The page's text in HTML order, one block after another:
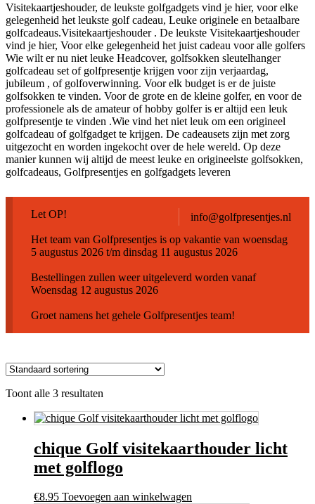
Visitekaartjeshouder, de leukste golfgadgets vind je hier, voor elke
gelegenheid het leukste golf cadeau, Leuke originele en betaalbare
golfcadeaus.Visitekaartjeshouder . De leukste Visitekaartjeshouder
vind je hier, Voor elke gelegenheid het juist cadeau voor alle golfers
Wie wilt er nu niet leuke Headcover, golfsokken sleutelhanger
golfcadeau set of golfpresentje krijgen voor zijn verjaardag,
jubileum , of golfoverwinning. Voor elk budget is er de juiste
golfsokken te vinden. Voor de grote en de kleine golfer, en voor de
professionele als de amateur of hobby golfer is er altijd een leuk
golfpresentje te vinden .Wie vind het niet leuk om een origineel
golfcadeau of golfgadget te krijgen. De cadeausets zijn met zorg
uitgezocht en worden ingekocht over de hele wereld. Op deze
manier kunnen wij altijd de meest leuke en origineelste golfsokken,
golfcadeaus, Golfpresentjes en golfgadgets leveren
info@golfpresentjes.nl
Let OP!
Het team van Golfpresentjes is op vakantie van woensdag
5 augustus 2026 t/m dinsdag 11 augustus 2026
Bestellingen zullen weer uitgeleverd worden vanaf
Woensdag 12 augustus 2026
Groet namens het gehele Golfpresentjes team!
Toont alle 3 resultaten
chique Golf visitekaarthouder licht
met golflogo
€8.95 Toevoegen aan winkelwagen